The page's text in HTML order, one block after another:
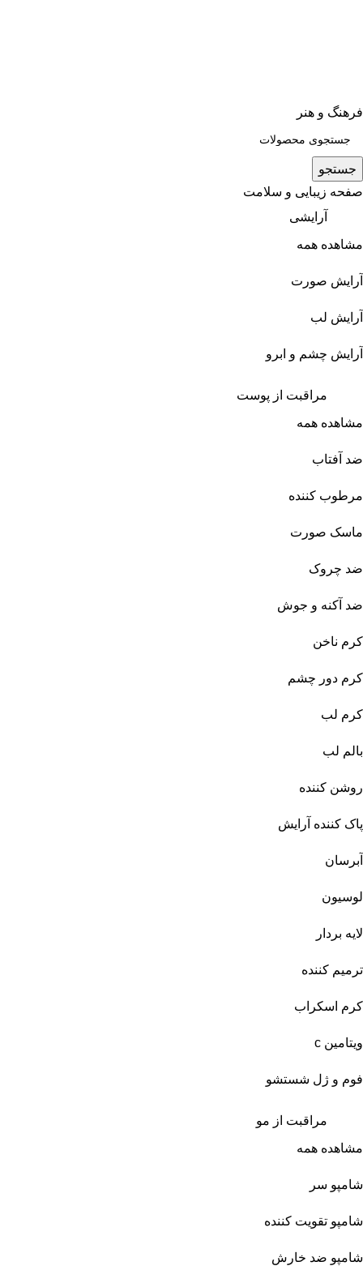
فرهنگ و هنر
جستجو
صفحه زیبایی و سلامت
آرایشی
مشاهده همه
آرایش صورت
آرایش لب
آرایش چشم و ابرو
مراقبت از پوست
مشاهده همه
ضد آفتاب
مرطوب کننده
ماسک صورت
ضد چروک
ضد آکنه و جوش
کرم ناخن
کرم دور چشم
کرم لب
بالم لب
روشن کننده
پاک کننده آرایش
آبرسان
لوسیون
لایه بردار
ترمیم کننده
کرم اسکراب
ویتامین c
فوم و ژل شستشو
مراقبت از مو
مشاهده همه
شامپو سر
شامپو تقویت کننده
شامپو ضد خارش